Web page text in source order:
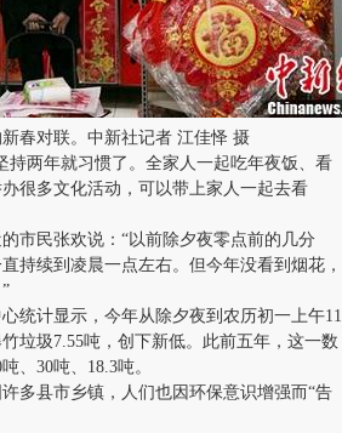
春对联。中新社记者 江佳怿 摄
两年就习惯了。全家人一起吃年夜饭、看
很多文化活动，可以带上家人一起去看
民张欢说：“以前除夕夜零点前的几分
持续到凌晨一点左右。但今年没看到烟花，
计显示，今年从除夕夜到农历初一上午11
垃圾7.55吨，创下新低。此前五年，这一数
、30吨、18.3吨。
县市乡镇，人们也因环保意识增强而“告